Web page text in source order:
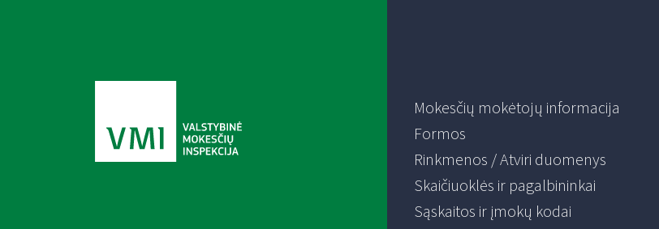
Mokesčių mokėtojų informacija
Formos
Rinkmenos / Atviri duomenys
Skaičiuoklės ir pagalbininkai
Sąskaitos ir įmokų kodai